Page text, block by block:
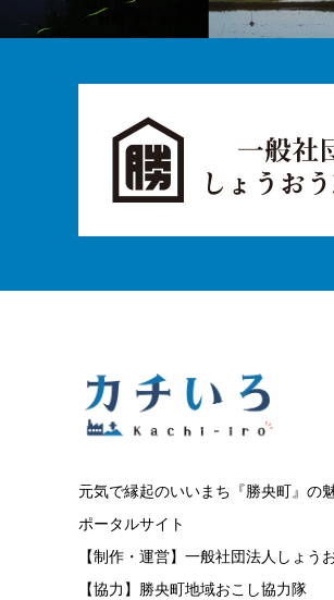
元気で縁起のいいまち『勝央町』の
ポータルサイト
【制作・運営】一般社団法人しょう
【協力】勝央町地域おこし協力隊